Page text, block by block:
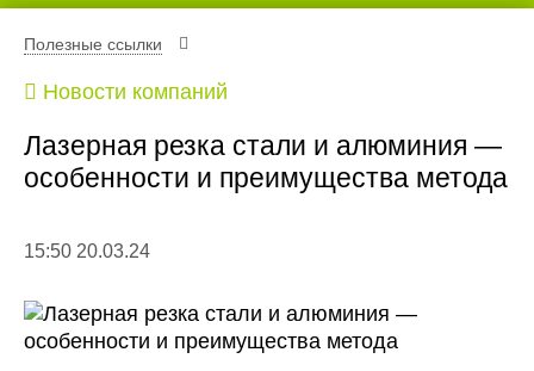
Полезные ссылки
Новости компаний
Лазерная резка стали и алюминия —
особенности и преимущества метода
15:50 20.03.24